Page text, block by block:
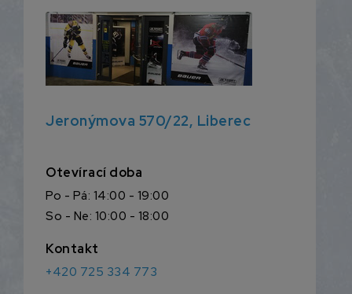
Jeronýmova 570/22, Liberec
Otevírací doba
Po - Pá: 14:00 - 19:00
So - Ne: 10:00 - 18:00
Kontakt
+420 725 334 773